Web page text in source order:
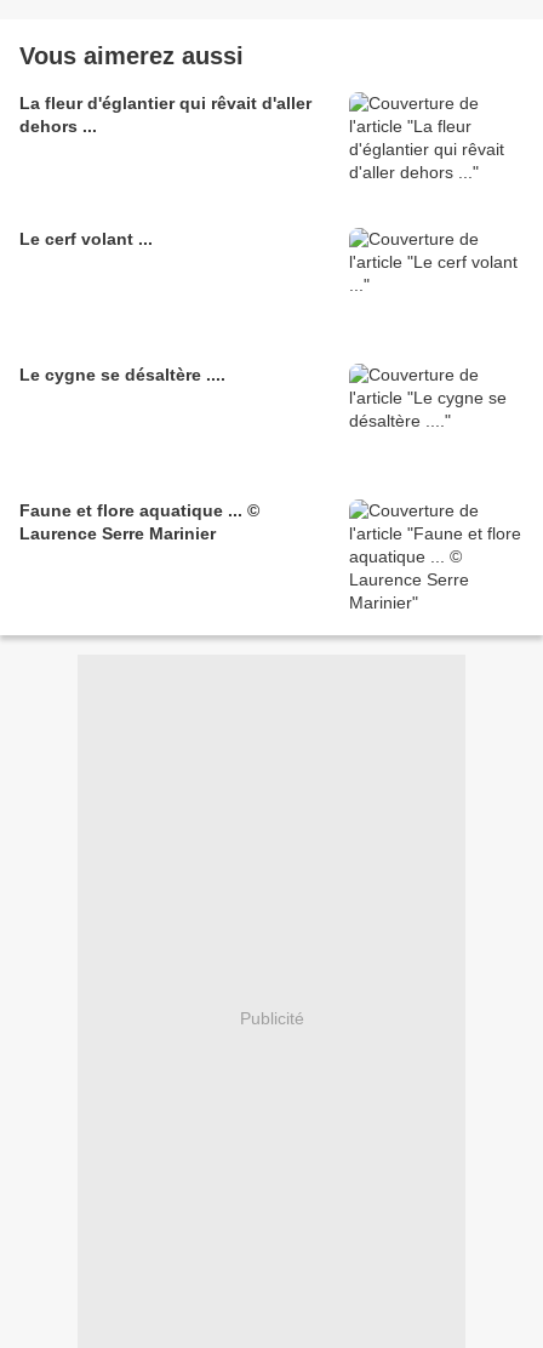
Vous aimerez aussi
La fleur d'églantier qui rêvait d'aller
dehors ...
Le cerf volant ...
Le cygne se désaltère ....
Faune et flore aquatique ... ©
Laurence Serre Marinier
Publicité